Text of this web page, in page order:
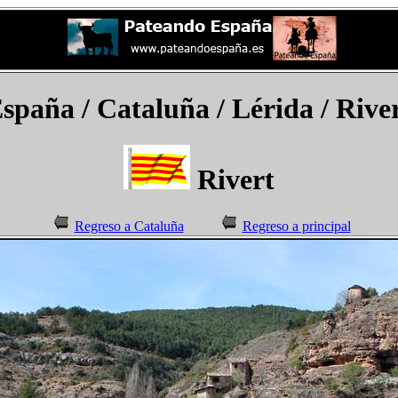
/ Cataluña / Lérida /
Rivert
Regreso a Cataluña Regreso a principal